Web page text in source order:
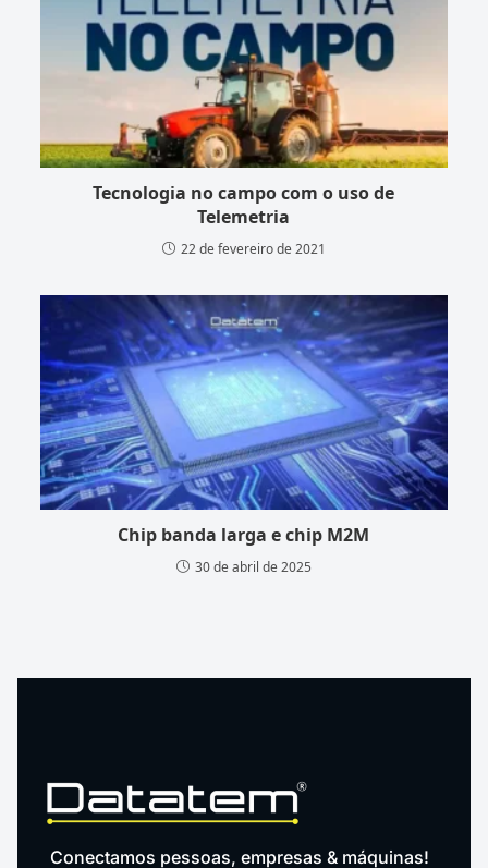
Tecnologia no campo com o uso de
Telemetria
22 de fevereiro de 2021
Chip banda larga e chip M2M
30 de abril de 2025
Conectamos pessoas, empresas & máquinas!